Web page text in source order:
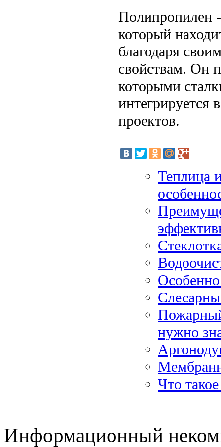
Полипропилен
который
благодаря
свойствам. Он
которыми
интегрируется
проектов.
Теплица
нужно
Что
Информационный